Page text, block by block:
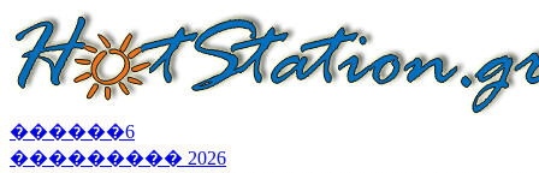
������6
��������� 2026